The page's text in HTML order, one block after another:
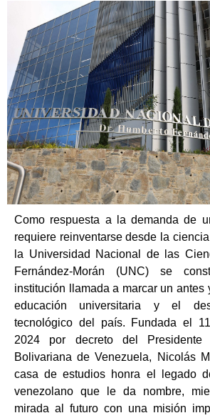
Como respuesta a la demanda de
requiere reinventarse desde la
la Universidad Nacional de las
Fernández-Morán (UNC) se
institución llamada a marcar un antes
educación universitaria y el
tecnológico del país. Fundada el
2024 por decreto del
Bolivariana de Venezuela, Nicolás
casa de estudios honra el legado
venezolano que le da nombre,
mirada al futuro con una misión